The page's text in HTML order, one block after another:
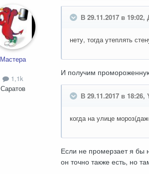
Мастера
1,1k
Саратов
В 29.11.2017 в 19:02,
нету, тогда утеплять
И получим
В 29.11.2017 в 18:26,
когда на улице
Если не промерзает я бы
он точно также есть, но